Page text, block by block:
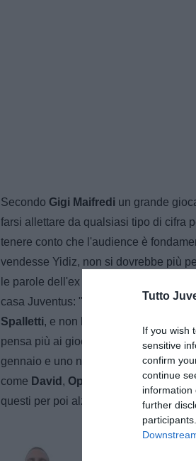
Tutto
If you wish
sensitive
confirm
continue
information
further
Secondo Gigi Maifredi un grande
farsi allettare da qualsiasi tipo di cifra
tenere conto che l'audience è
vendesse Yidiz, non si dovrebbe più
le parole dell'ex allenatore della
casa Juventus: "Il primo è che ci
Spalletti, e non la vedo ancora. Uno
pensa più ai giocatori di prospettiva.
gennaio e uno negativo dell'estate
come David , Openda Zhegrovae
questi per poi alzare il livello